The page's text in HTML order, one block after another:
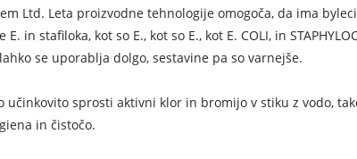
Ltd. Leta proizvodne tehnologije omogoča, da ima
stafiloka, kot so E., kot so E., kot E. COLI, in
se uporablja dolgo, sestavine pa so varnejše.
učinkovito sprosti aktivni klor in bromijo v stiku z vodo,
in čistočo.